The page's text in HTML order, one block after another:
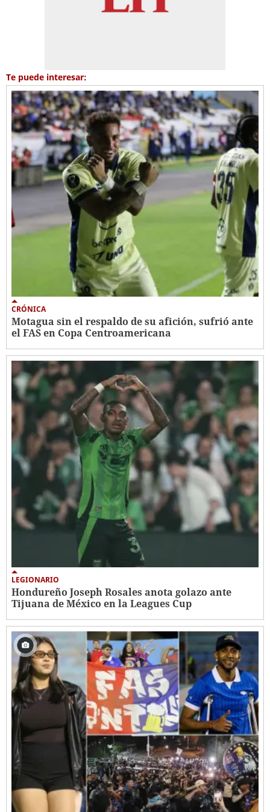
Te puede interesar:
CRÓNICA
Motagua sin el respaldo de su afición, sufrió ante
el FAS en Copa Centroamericana
LEGIONARIO
Hondureño Joseph Rosales anota golazo ante
Tijuana de México en la Leagues Cup